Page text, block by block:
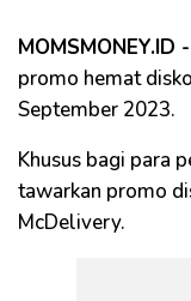
MOMSMONEY.ID -
promo hemat
September 2023.
Khusus bagi para
tawarkan promo
McDelivery.